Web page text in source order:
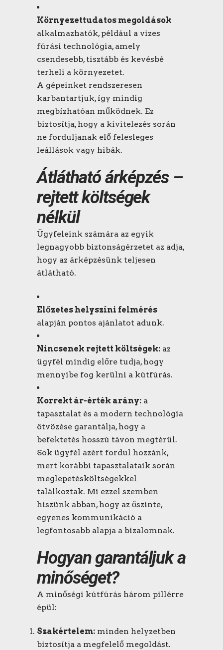
Környezettudatos megoldások
alkalmazhatók, például a vizes
fúrási technológia, amely
csendesebb, tisztább és kevésbé
terheli a környezetet.
A gépeinket rendszeresen
karbantartjuk, így mindig
megbízhatóan működnek. Ez
biztosítja, hogy a kivitelezés során
ne forduljanak elő felesleges
leállások vagy hibák.
Átláthatóárképzés–
rejtett költségek
nélkül
Ügyfeleink számára az egyik
legnagyobb biztonságérzetet az adja,
hogy az árképzésünk teljesen
átlátható.
Előzetes helyszíni felmérés
alapján pontos ajánlatot adunk.
Nincsenek rejtett költségek: az
ügyfél mindig előre tudja, hogy
mennyibe fog kerülni a kútfúrás.
Korrekt ár-érték arány: a
tapasztalat és a modern technológia
ötvözése garantálja, hogy a
befektetés hosszú távon megtérül.
Sok ügyfél azért fordul hozzánk,
mert korábbi tapasztalataik során
meglepetésköltségekkel
találkoztak. Mi ezzel szemben
hiszünk abban, hogy az őszinte,
egyenes kommunikáció a
legfontosabb alapja a bizalomnak.
Hogyan garantáljuk a
minőséget?
A minőségi kútfúrás három pillérre
épül:
Szakértelem: minden helyzetben
biztosítja a megfelelő megoldást.